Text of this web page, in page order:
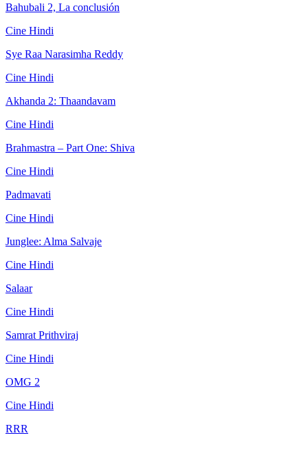
Bahubali 2, La conclusión
Cine Hindi
Sye Raa Narasimha Reddy
Cine Hindi
Akhanda 2: Thaandavam
Cine Hindi
Brahmastra – Part One: Shiva
Cine Hindi
Padmavati
Cine Hindi
Junglee: Alma Salvaje
Cine Hindi
Salaar
Cine Hindi
Samrat Prithviraj
Cine Hindi
OMG 2
Cine Hindi
RRR